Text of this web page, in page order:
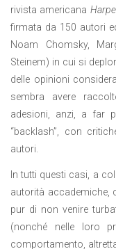
rivista americana
firmata da 150 autori
Noam Chomsky,
Steinem) in cui si
delle opinioni
sembra avere
adesioni, anzi, a far
“backlash”, con
autori.
In tutti questi casi, a
autorità accademiche,
pur di non venire
(nonché nelle loro
comportamento,